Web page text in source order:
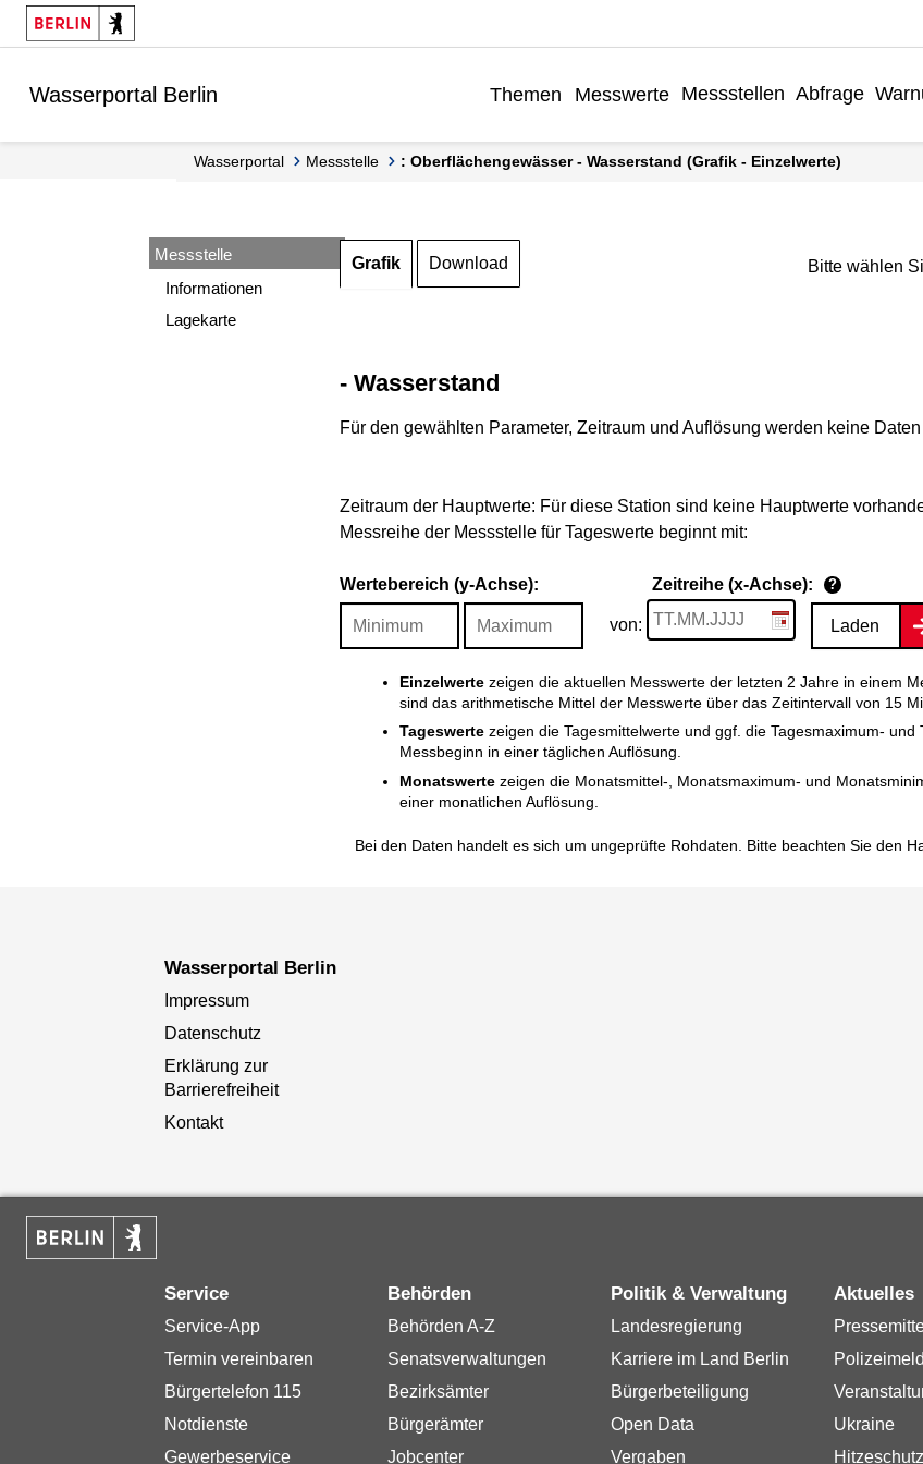
Springe zur Navigation
Springe zum Inhalt
Wasserportal Berlin Themen Messwerte Messstellen Abfrage
Wasserportal Messstelle : Oberflächengewässer - Wasserstand (Grafik - Einzelwerte)
Messstelle
Informationen
Lagekarte
Grafik Download Bitte wählen
- Wasserstand
Für den gewählten Parameter, Zeitraum und Auflösung werden keine
Zeitraum der Hauptwerte: Für diese Station sind keine Hauptwerte
Messreihe der Messstelle für Tageswerte beginnt mit:
Wertebereich (y-Achse): Zeitreihe (x-Achse): ?
von: Laden
Einzelwertezeigen die aktuellen Messwerte der letzten 2 Jahre in einem
sind das arithmetische Mittel der Messwerte über das Zeitintervall von 15
Tageswertezeigen die Tagesmittelwerte und ggf. die Tagesmaximum- und
Messbeginn in einer täglichen Auflösung.
Monatswertezeigen die Monatsmittel-, Monatsmaximum- und
einer monatlichen Auflösung.
Bei den Daten handelt es sich um ungeprüfte Rohdaten. Bitte beachten Sie den
Wasserportal Berlin
Impressum
Datenschutz
Erklärung zur
Barrierefreiheit
Kontakt
Service
Service-App
Termin vereinbaren
Bürgertelefon 115
Notdienste
Gewerbeservice
Behörden
Behörden A-Z
Senatsverwaltungen
Bezirksämter
Bürgerämter
Jobcenter
Politik & Verwaltung
Landesregierung
Karriere im Land Berlin
Bürgerbeteiligung
Open Data
Vergaben
Aktuelles
Ukraine
Hitzeschutz